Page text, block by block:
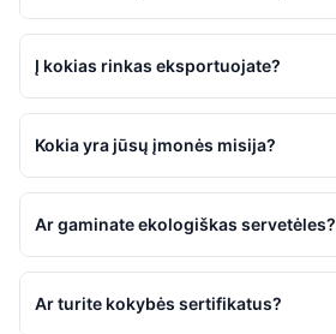
Į kokias rinkas eksportuojate?
Kokia yra jūsų įmonės misija?
Ar gaminate ekologiškas servetėles?
Ar turite kokybės sertifikatus?